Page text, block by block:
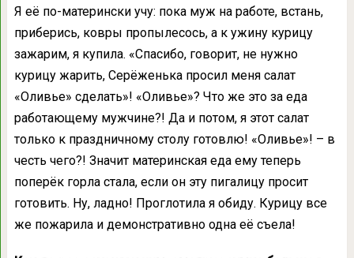
Я её по-матерински учу: пока муж на работе, встань,
приберись, ковры пропылесось, а к ужину курицу
зажарим, я купила. «Спасибо, говорит, не нужно
курицу жарить, Серёженька просил меня салат
«Оливье» сделать»! «Оливье»? Что же это за еда
работающему мужчине?! Да и потом, я этот салат
только к праздничному столу готовлю! «Оливье»! – в
честь чего?! Значит материнская еда ему теперь
поперёк горла стала, если он эту пигалицу просит
готовить. Ну, ладно! Проглотила я обиду. Курицу все
же пожарила и демонстративно одна её съела!